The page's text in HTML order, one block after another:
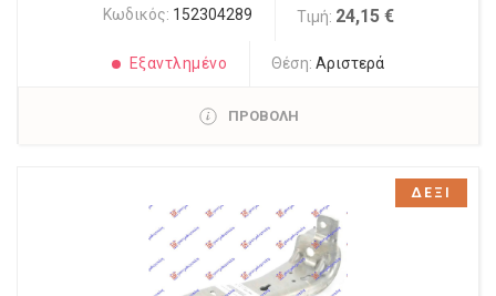
Κωδικός: 152304289 Τιμή: 24,15 €
Εξαντλημένο Θέση:Αριστερά
ΠΡΟΒΟΛΗ
ΔΕΞΙ